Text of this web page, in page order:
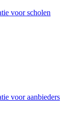
voor scholen
voor aanbieders